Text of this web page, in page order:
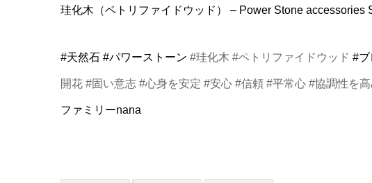
珪化木（ペトリファイドウッド） – Power Stone accessories
#天然石 #パワーストーン #珪化木 #ペトリファイドウッド #ブ
開花 #固い意志 #心身を安定 #安心 #信頼 #平常心 #協調性を
ファミリーnana